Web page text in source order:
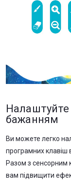
Налаштуйте
бажанням
Ви можете легко
програмних клавіш
Разом з сенсорним
вам підвищити